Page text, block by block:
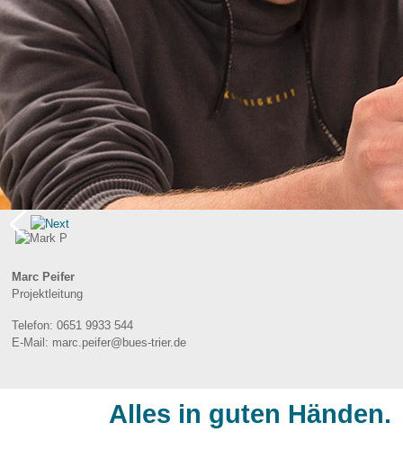
Ministerium für Arbeit, Soziales, Frauen, Familie und Jugend RLP
Downloads
Flyer Jobfux Berufsbildenden Schulen.pdf (294,4 KiB)
Flyer Jobfux Kurfürst-Balduin-RS+.pdf (389,8 KiB)
Ihr Ansprechpartner
Marc Peifer
Projektleitung
Telefon:0651 9933 544
E-Mail: marc.peifer@bues-trier.de
Alles in guten Händen.